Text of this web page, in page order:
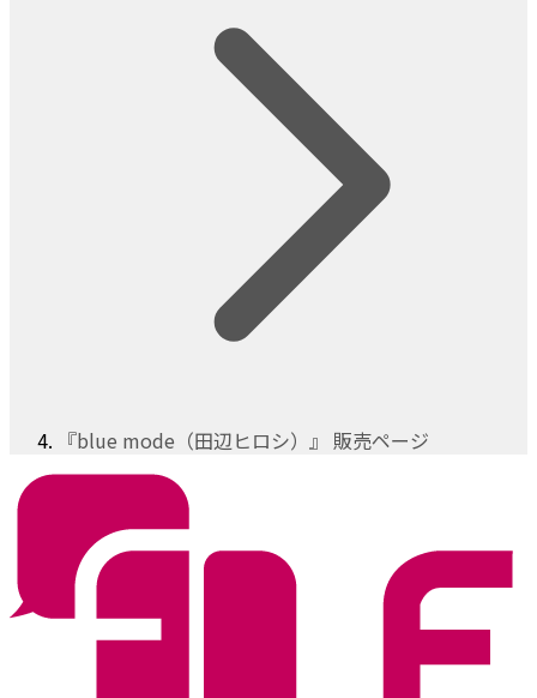
『blue mode（田辺ヒロシ）』 販売ページ